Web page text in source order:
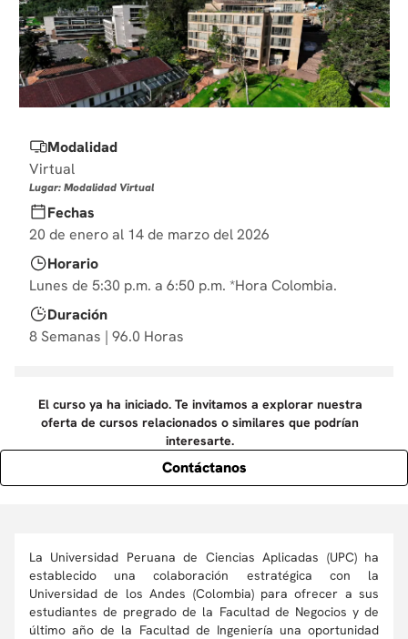
10. derecho
Modalidad
Virtual
Lugar: Modalidad Virtual
Fechas
20 de enero al 14 de marzo del 2026
Horario
Lunes de 5:30 p.m. a 6:50 p.m. *Hora Colombia.
Duración
8 Semanas | 96.0 Horas
El curso ya ha iniciado. Te invitamos a explorar nuestra
oferta de cursos relacionados o similares que podrían
interesarte.
Contáctanos
La Universidad Peruana de Ciencias Aplicadas (UPC) ha
establecido una colaboración estratégica con la
Universidad de los Andes (Colombia) para ofrecer a sus
estudiantes de pregrado de la Facultad de Negocios y de
último año de la Facultad de Ingeniería una oportunidad